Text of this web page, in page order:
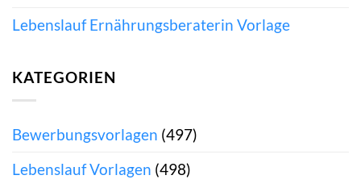
Lebenslauf Ernährungsberaterin Vorlage
KATEGORIEN
Bewerbungsvorlagen (497)
Lebenslauf Vorlagen (498)